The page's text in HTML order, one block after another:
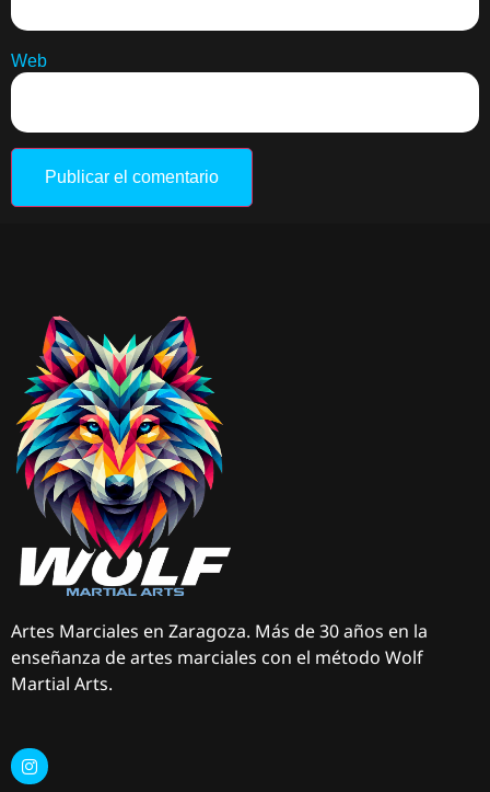
Web
Artes Marciales en Zaragoza. Más de 30 años en la
enseñanza de artes marciales con el método Wolf
Martial Arts.